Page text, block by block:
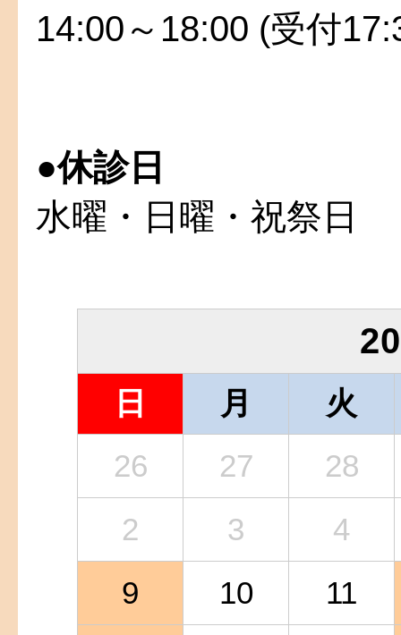
14:00～18:00 (受付
●休診日
水曜・日曜・祝祭日
日 月
火
26
27
28
2
3
4
9
10
11